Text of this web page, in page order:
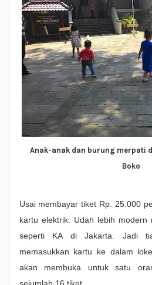
Anak-anak dan burung merpati
Boko
Usai membayar tiket Rp. 25.000
kartu elektrik. Udah lebih modern
seperti KA di Jakarta. Jadi
memasukkan kartu ke dalam
akan membuka untuk satu